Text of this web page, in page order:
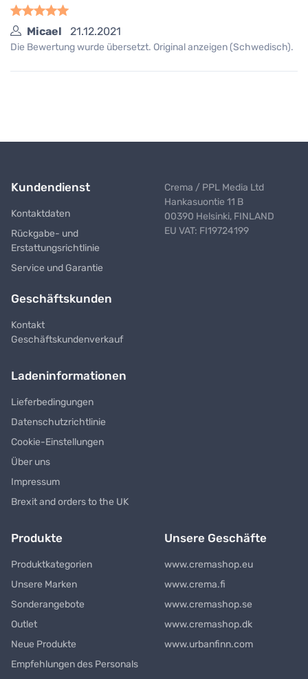
Micael 21.12.2021
Die Bewertung wurde übersetzt. Original anzeigen (Schwedisch).
Kundendienst
Kontaktdaten
Rückgabe- und
Erstattungsrichtlinie
Service und Garantie
Geschäftskunden
Kontakt
Geschäftskundenverkauf
Crema / PPL Media Ltd
Hankasuontie 11 B
00390 Helsinki, FINLAND
EU VAT: FI19724199
Ladeninformationen
Lieferbedingungen
Datenschutzrichtlinie
Cookie-Einstellungen
Über uns
Impressum
Brexit and orders to the UK
Produkte
Produktkategorien
Unsere Marken
Sonderangebote
Outlet
Neue Produkte
Empfehlungen des Personals
Unsere Geschäfte
www.cremashop.eu
www.crema.fi
www.cremashop.se
www.cremashop.dk
www.urbanfinn.com